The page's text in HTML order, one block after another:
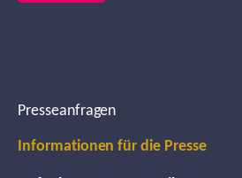
Presseanfragen
Informationen für die Presse